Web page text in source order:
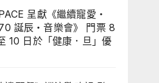
呈獻《繼續寵愛・
誕辰・音樂會》 門票 8
10 日於「健康．旦」優